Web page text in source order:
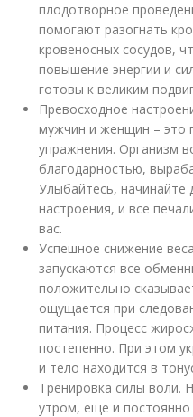
плодотворное
помогают разогнать
кровеносных сосудов,
повышение энергии и
готовы к великим
Превосходное
мужчин и женщин – это
упражнения. Организм
благодарностью,
Улыбайтесь, начинайте
настроения, и все
вас.
Успешное снижение
запускаются все
положительно
ощущается при
питания. Процесс
постепенно. При этом
и тело находится в
Тренировка силы воли.
утром, еще и постоянно